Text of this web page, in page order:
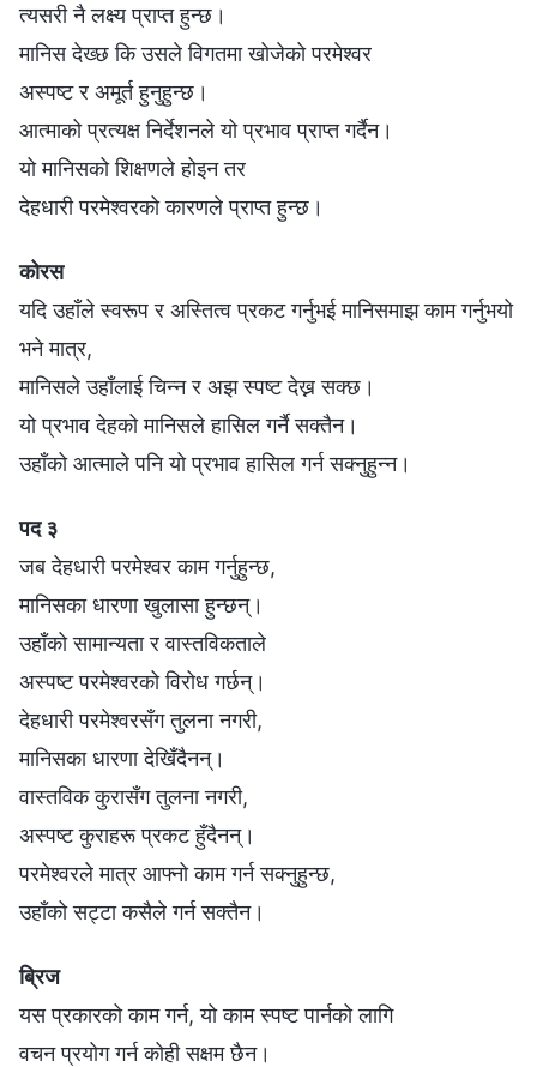
त्यसरी नै लक्ष्य प्राप्त हुन्छ।
मानिस देख्छ कि उसले विगतमा खोजेको परमेश्‍वर
अस्पष्ट र अमूर्त हुनुहुन्छ।
आत्माको प्रत्यक्ष निर्देशनले यो प्रभाव प्राप्त गर्दैन।
यो मानिसको शिक्षणले होइन तर
देहधारी परमेश्‍वरको कारणले प्राप्त हुन्छ।
कोरस
यदि उहाँले स्वरूप र अस्तित्व प्रकट गर्नुभई मानिसमाझ काम गर्नुभयो
भने मात्र,
मानिसले उहाँलाई चिन्न र अझ स्पष्ट देख्न सक्छ।
यो प्रभाव देहको मानिसले हासिल गर्नै सक्तैन।
उहाँको आत्माले पनि यो प्रभाव हासिल गर्न सक्नुहुन्न।
पद ३
जब देहधारी परमेश्‍वर काम गर्नुहुन्छ,
मानिसका धारणा खुलासा हुन्छन्।
उहाँको सामान्यता र वास्तविकताले
अस्पष्ट परमेश्‍वरको विरोध गर्छन्।
देहधारी परमेश्‍वरसँग तुलना नगरी,
मानिसका धारणा देखिँदैनन्।
वास्तविक कुरासँग तुलना नगरी,
अस्पष्ट कुराहरू प्रकट हुँदैनन्।
परमेश्‍वरले मात्र आफ्नो काम गर्न सक्नुहुन्छ,
उहाँको सट्टा कसैले गर्न सक्तैन।
ब्रिज
यस प्रकारको काम गर्न, यो काम स्पष्ट पार्नको लागि
वचन प्रयोग गर्न कोही सक्षम छैन।